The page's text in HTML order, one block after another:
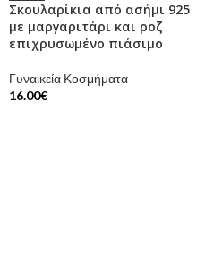
Σκουλαρίκια από ασήμι 925
με μαργαριτάρι και ροζ
επιχρυσωμένο πιάσιμο
Γυναικεία Κοσμήματα
16.00€